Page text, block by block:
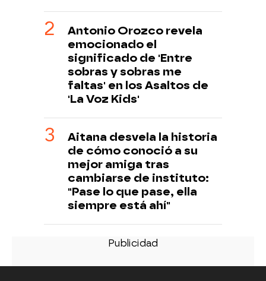
Antonio Orozco revela
emocionado el
significado de 'Entre
sobras y sobras me
faltas' en los Asaltos de
'La Voz Kids'
Aitana desvela la historia
de cómo conoció a su
mejor amiga tras
cambiarse de instituto:
"Pase lo que pase, ella
siempre está ahí"